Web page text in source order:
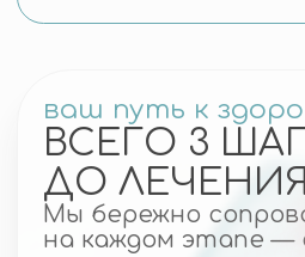
Как проходит организация
лечения в Корее
Представьте: за один день вы